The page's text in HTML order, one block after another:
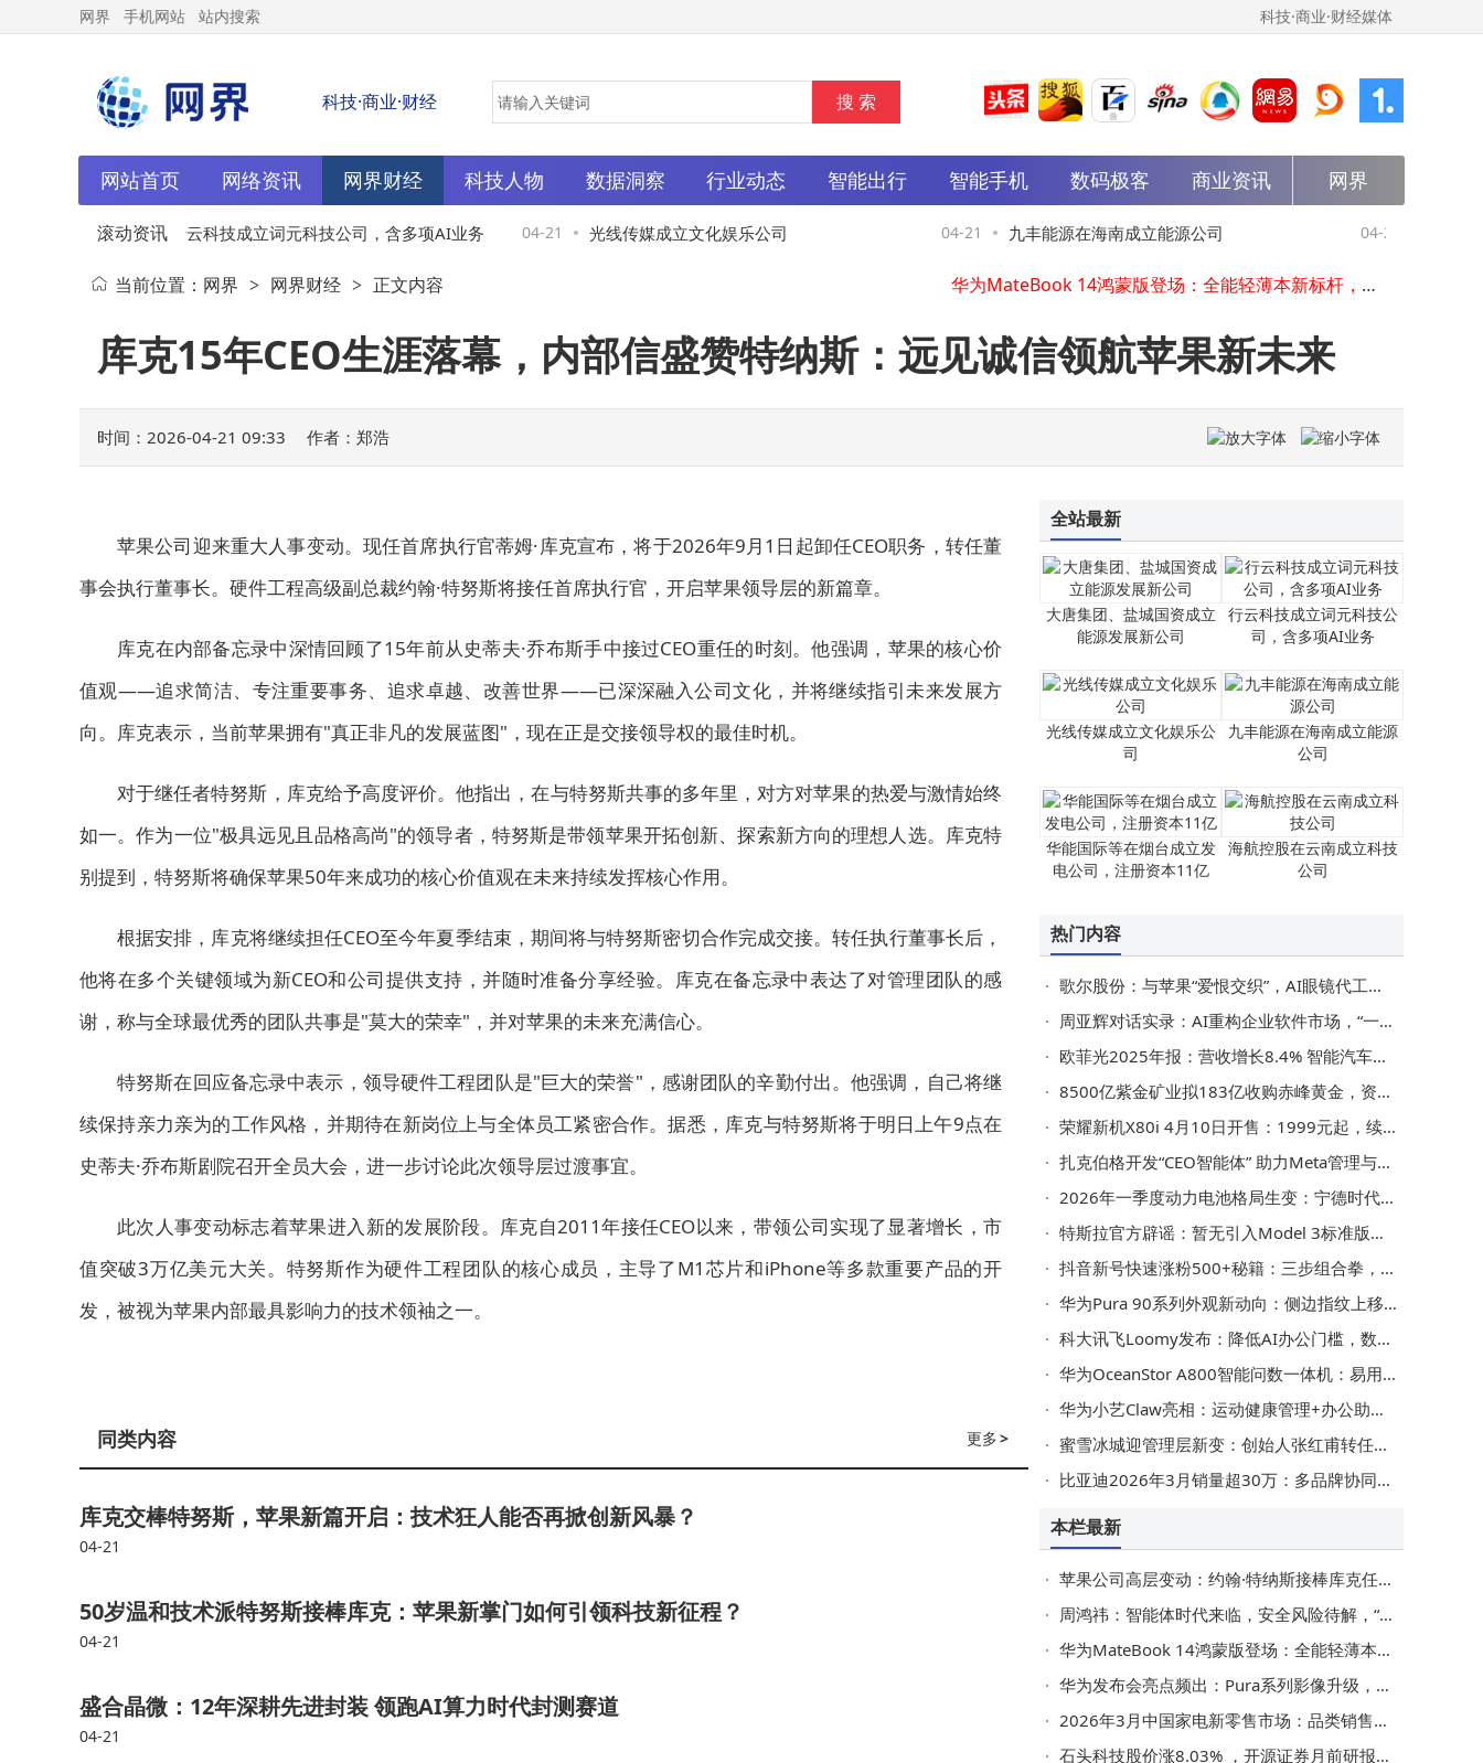
网界 手机网站 站内搜索 科技·商业·财经媒体
科技·商业·财经
网站首页 网络资讯 网界财经 科技人物 数据洞察 行业动态 智能出行 智能手机 数码极客 商业资讯 网界
滚动资讯
04-21 行云科技成立词元科技公司，含多项AI业务 04-21 光线传媒成立文化娱乐公司 04-21 九丰能源在海南成立能源公司 04-21
华为Pura90系列登场：配置体验升级价格却降，余承东坦言后期或涨价
盛合晶微：12年深耕先进封装 领跑AI算力时代封测赛道
苹果公司高层变动：约翰·特纳斯接棒库克任CEO，库克转任执行董事长
华为MateBook 14鸿蒙版登场：全能轻薄本新标杆，推动鸿蒙电脑走向大众
华为Pura90系列登场：配置体验升级价格却降，余承东坦言后期或涨价
盛合晶微：12年深耕先进封装 领跑AI算力时代封测赛道
当前位置： 网界 > 网界财经 > 正文内容
库克15年CEO生涯落幕，内部信盛赞特纳斯：远见诚信领航苹果新未来
时间：2026-04-21 09:33 作者：郑浩
苹果公司迎来重大人事变动。现任首席执行官蒂姆·库克宣布，将于2026年9月1日起卸任CEO职务，转任董
事会执行董事长。硬件工程高级副总裁约翰·特努斯将接任首席执行官，开启苹果领导层的新篇章。
库克在内部备忘录中深情回顾了15年前从史蒂夫·乔布斯手中接过CEO重任的时刻。他强调，苹果的核心价
值观——追求简洁、专注重要事务、追求卓越、改善世界——已深深融入公司文化，并将继续指引未来发展方
向。库克表示，当前苹果拥有"真正非凡的发展蓝图"，现在正是交接领导权的最佳时机。
对于继任者特努斯，库克给予高度评价。他指出，在与特努斯共事的多年里，对方对苹果的热爱与激情始终
如一。作为一位"极具远见且品格高尚"的领导者，特努斯是带领苹果开拓创新、探索新方向的理想人选。库克特
别提到，特努斯将确保苹果50年来成功的核心价值观在未来持续发挥核心作用。
根据安排，库克将继续担任CEO至今年夏季结束，期间将与特努斯密切合作完成交接。转任执行董事长后，
他将在多个关键领域为新CEO和公司提供支持，并随时准备分享经验。库克在备忘录中表达了对管理团队的感
谢，称与全球最优秀的团队共事是"莫大的荣幸"，并对苹果的未来充满信心。
特努斯在回应备忘录中表示，领导硬件工程团队是"巨大的荣誉"，感谢团队的辛勤付出。他强调，自己将继
续保持亲力亲为的工作风格，并期待在新岗位上与全体员工紧密合作。据悉，库克与特努斯将于明日上午9点在
史蒂夫·乔布斯剧院召开全员大会，进一步讨论此次领导层过渡事宜。
此次人事变动标志着苹果进入新的发展阶段。库克自2011年接任CEO以来，带领公司实现了显著增长，市
值突破3万亿美元大关。特努斯作为硬件工程团队的核心成员，主导了M1芯片和iPhone等多款重要产品的开
发，被视为苹果内部最具影响力的技术领袖之一。
更多>
同类内容
库克交棒特努斯，苹果新篇开启：技术狂人能否再掀创新风暴？
04-21
50岁温和技术派特努斯接棒库克：苹果新掌门如何引领科技新征程？
04-21
盛合晶微：12年深耕先进封装 领跑AI算力时代封测赛道
04-21
全站最新
大唐集团、盐城国资成立
能源发展新公司
行云科技成立词元科技公
司，含多项AI业务
光线传媒成立文化娱乐公
司
九丰能源在海南成立能源
公司
华能国际等在烟台成立发
电公司，注册资本11亿
海航控股在云南成立科技
公司
热门内容
歌尔股份：与苹果“爱恨交织”，AI眼镜代工能否开启新未来？
周亚辉对话实录：AI重构企业软件市场，“一人公司”OS成未来新趋势
欧菲光2025年报：营收增长8.4% 智能汽车与新兴领域布局显成效
8500亿紫金矿业拟183亿收购赤峰黄金，资本市场反应冷淡，并购挑战重重
荣耀新机X80i 4月10日开售：1999元起，续航护眼双升级，入门机市场新选择
扎克伯格开发“CEO智能体” 助力Meta管理与信息获取更高效
2026年一季度动力电池格局生变：宁德时代强势回归，二线厂商分化加剧
特斯拉官方辟谣：暂无引入Model 3标准版计划 上海工厂专注现款生产交付
抖音新号快速涨粉500+秘籍：三步组合拳，精准引流高效获客
华为Pura 90系列外观新动向：侧边指纹上移，影像配置再升级
科大讯飞Loomy发布：降低AI办公门槛，数据安全与效率双提升
华为OceanStor A800智能问数一体机：易用可信高效，助力企业决策升级
华为小艺Claw亮相：运动健康管理+办公助手，AI助理越用越懂你
蜜雪冰城迎管理层新变：创始人张红甫转任联席董事长，张渊接任CEO
比亚迪2026年3月销量超30万：多品牌协同发力，海外市场与技术创新双突破
本栏最新
苹果公司高层变动：约翰·特纳斯接棒库克任CEO，库克转任执行董事长
周鸿祎：智能体时代来临，安全风险待解，“安全+AI”成破局关键
华为MateBook 14鸿蒙版登场：全能轻薄本新标杆，推动鸿蒙电脑走向大众
华为发布会亮点频出：Pura系列影像升级，麒麟芯片回归，AI眼镜首秀引关注
2026年3月中国家电新零售市场：品类销售有升有降，十省零售额领先
石头科技股价涨8.03% ，开源证券月前研报看好，中金团队盈利预测也较准